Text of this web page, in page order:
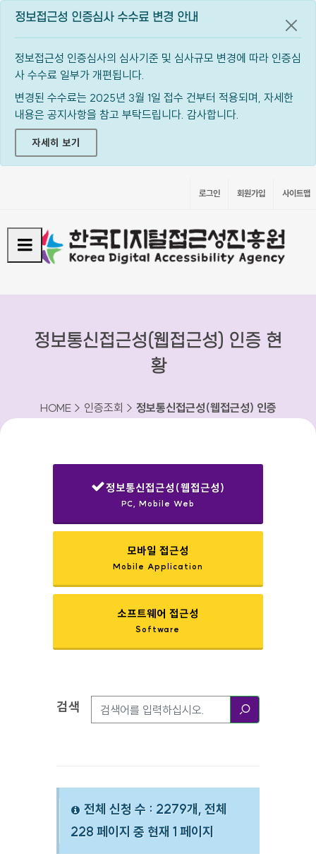
정보접근성 인증심사 수수료 변경 안내
정보접근성 인증심사의 심사기준 및 심사규모 변경에 따라 인증심
사 수수료 일부가 개편됩니다.
변경된 수수료는 2025년 3월 1일 접수 건부터 적용되며, 자세한
내용은 공지사항을 참고 부탁드립니다. 감사합니다.
자세히 보기
공지
로그인 회원가입 사이트맵
정보통신접근성(웹접근성) 인증 현
황
HOME > 인증조회 > 정보통신접근성(웹접근성) 인증
정보통신접근성(웹접근성)
PC, Mobile Web
모바일 접근성
Mobile Application
소프트웨어 접근성
Software
검색옵션
검색
전체 신청 수 : 2279개, 전체
228 페이지 중 현재 1 페이지